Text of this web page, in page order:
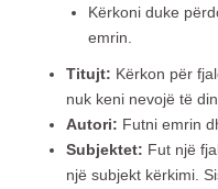
Kërkoni duke
emrin.
Titujt: Kërkon për
nuk keni nevojë të
Autori: Futni emrin
Subjektet: Fut një
një subjekt kërkimi.